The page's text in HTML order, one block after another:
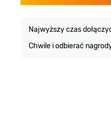
Najwyższy czas
Chwile i odbierać